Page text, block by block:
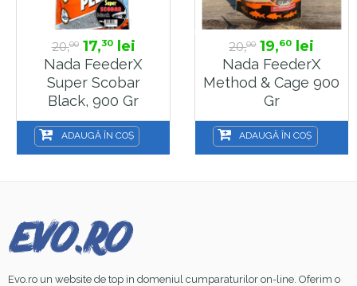
20,00 17,30lei
Nada FeederX
Super Scobar
Black, 900 Gr
ADAUGĂ ÎN COȘ
20,00 19,60 lei
Nada FeederX
Method & Cage 900
Gr
ADAUGĂ ÎN COȘ
Evo.ro un website de top in domeniul cumparaturilor on-line. Oferim o